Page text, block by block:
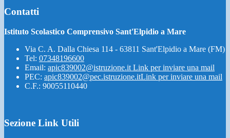
Contatti
Istituto Scolastico Comprensivo Sant'Elpidio a Mare
Via C. A. Dalla Chiesa 114 - 63811 Sant'Elpidio a Mare (FM)
Tel: 07348196600
Email: apic839002@istruzione.it Link per inviare una mail
PEC: apic839002@pec.istruzione.itLink per inviare una mail
C.F.: 90055110440
Sezione Link Utili